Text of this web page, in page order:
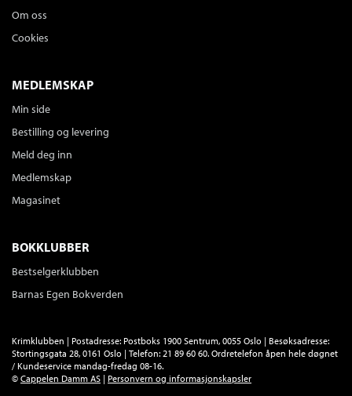
Om oss
Cookies
MEDLEMSKAP
Min side
Bestilling og levering
Meld deg inn
Medlemskap
Magasinet
BOKKLUBBER
Bestselgerklubben
Barnas Egen Bokverden
Krimklubben | Postadresse: Postboks 1900 Sentrum, 0055 Oslo | Besøksadresse:
Stortingsgata 28, 0161 Oslo | Telefon: 21 89 60 60. Ordretelefon åpen hele døgnet
/ Kundeservice mandag-fredag 08-16.
© Cappelen Damm AS | Personvern og informasjonskapsler